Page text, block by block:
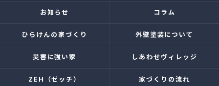
お知らせ コラム
ひらけんの家づくり 外壁塗装について
災害に強い家 しあわせヴィレッジ
ZEH（ゼッチ） 家づくりの流れ